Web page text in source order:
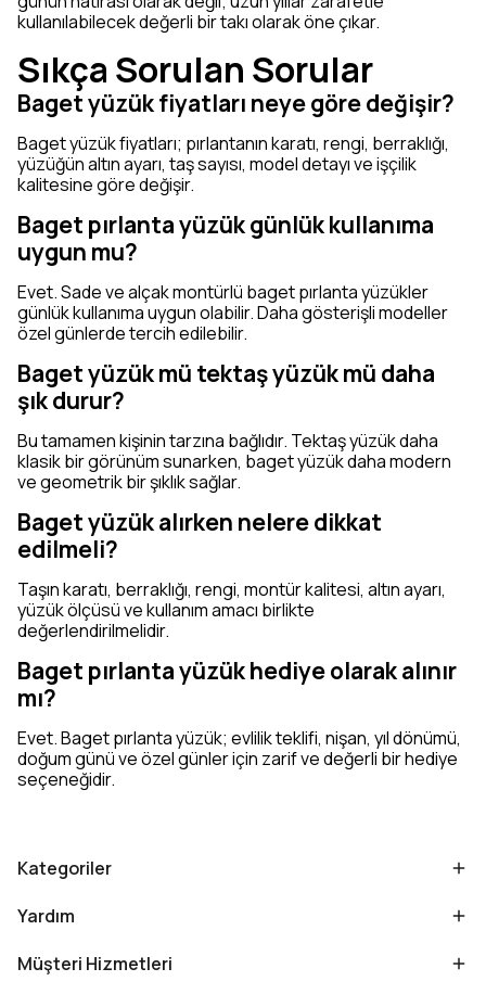
kullanılabilecek değerli bir takı olarak öne çıkar.
Sıkça Sorulan Sorular
Baget yüzük fiyatları neye göre değişir?
Baget yüzük fiyatları; pırlantanın karatı, rengi, berraklığı,
yüzüğün altın ayarı, taş sayısı, model detayı ve işçilik
kalitesine göre değişir.
Baget pırlanta yüzük günlük kullanıma
uygun mu?
Evet. Sade ve alçak montürlü baget pırlanta yüzükler
günlük kullanıma uygun olabilir. Daha gösterişli modeller
özel günlerde tercih edilebilir.
Baget yüzük mü tektaş yüzük mü daha
şık durur?
Bu tamamen kişinin tarzına bağlıdır. Tektaş yüzük daha
klasik bir görünüm sunarken, baget yüzük daha modern
ve geometrik bir şıklık sağlar.
Baget yüzük alırken nelere dikkat
edilmeli?
Taşın karatı, berraklığı, rengi, montür kalitesi, altın ayarı,
yüzük ölçüsü ve kullanım amacı birlikte
değerlendirilmelidir.
Baget pırlanta yüzük hediye olarak alınır
mı?
Evet. Baget pırlanta yüzük; evlilik teklifi, nişan, yıl dönümü,
doğum günü ve özel günler için zarif ve değerli bir hediye
seçeneğidir.
Kategoriler
Yardım
Müşteri Hizmetleri